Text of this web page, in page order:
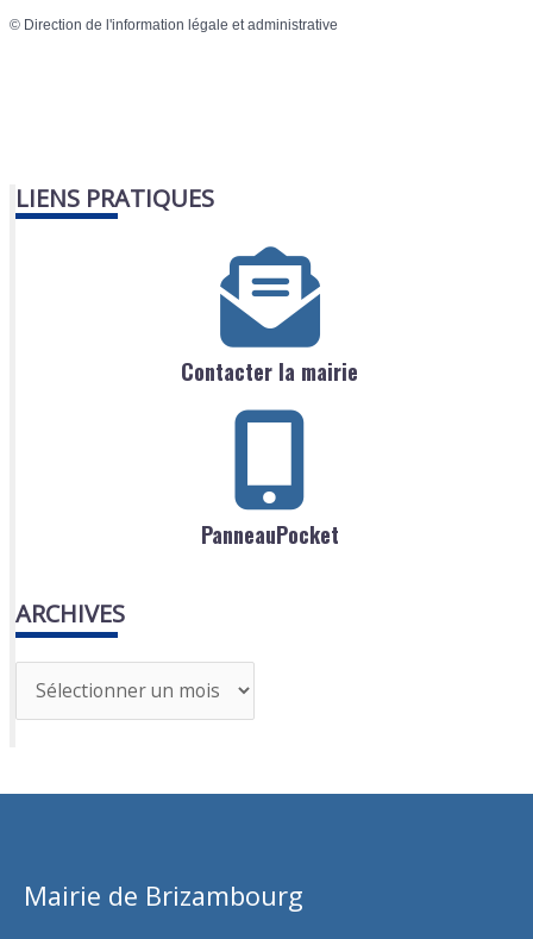
© Direction de l'information légale et administrative
LIENS PRATIQUES
Contacter la mairie
PanneauPocket
ARCHIVES
r
h
Mairie de Brizambourg